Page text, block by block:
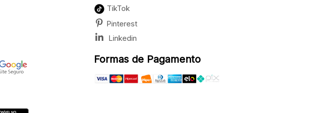
TikTok
Pinterest
Linkedin
Formas de Pagamento